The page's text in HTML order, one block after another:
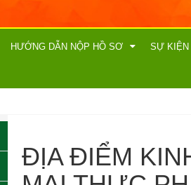
HƯỚNG DẪN NỘP HỒ SƠ SỰ KIỆN
ĐỊA ĐIỂM